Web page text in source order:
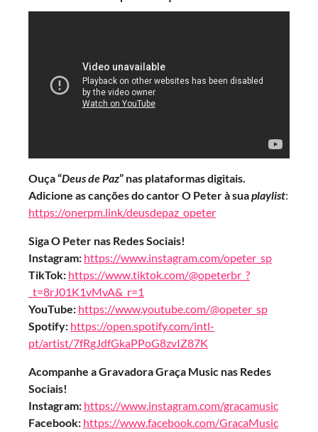
Ouça “Deus de Paz” nas plataformas digitais.
Adicione as canções do cantor O Peter à suaplaylist:
https://onerpm.link/deusdepaz_opeter
Siga O Peter nas Redes Sociais!
Instagram: https://www.instagram.com/opeter_sp
TikTok: https://www.tiktok.com/@opeterbr_?
_t=8rJ01K1vMvA&_r=1
YouTube: https://www.youtube.com/@opeter_sp
Spotify: https://open.spotify.com/intl-
pt/artist/7fRgJdfGkaPPoG8zvIZ87K
Acompanhe a Gravadora Graça Music nas Redes
Sociais!
Instagram: https://www.instagram.com/gracamusic
Facebook: https://www.facebook.com/GracaMusic